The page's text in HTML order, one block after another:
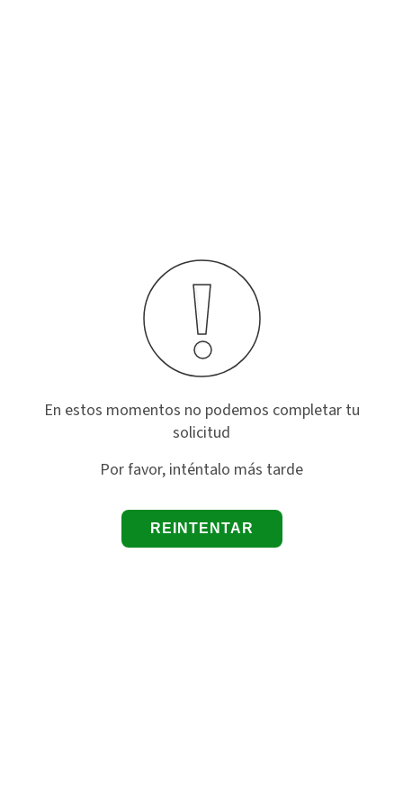
En estos momentos no podemos completar tu
solicitud
Por favor, inténtalo más tarde
REINTENTAR